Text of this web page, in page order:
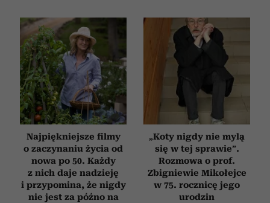
Najpiękniejsze filmy
o zaczynaniu życia od
nowa po 50. Każdy
z nich daje nadzieję
i przypomina, że nigdy
nie jest za późno na
„Koty nigdy nie mylą
się w tej sprawie”.
Rozmowa o prof.
Zbigniewie Mikołejce
w 75. rocznicę jego
urodzin